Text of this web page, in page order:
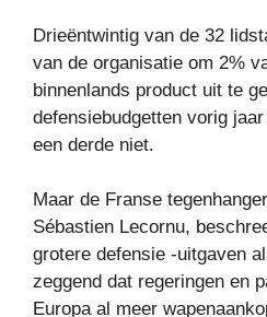
Drieëntwintig van de 32
van de organisatie om 2%
binnenlands product uit te
defensiebudgetten vorig
een derde niet.
Maar de Franse
Sébastien Lecornu,
grotere defensie -uitgaven
zeggend dat regeringen en
Europa al meer